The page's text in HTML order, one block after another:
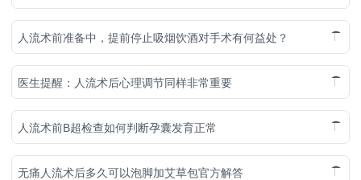
人流术前准备中，提前停止吸烟饮酒对手术有何益处？
医生提醒：人流术后心理调节同样非常重要
人流术前B超检查如何判断孕囊发育正常
无痛人流术后多久可以泡脚加艾草包官方解答